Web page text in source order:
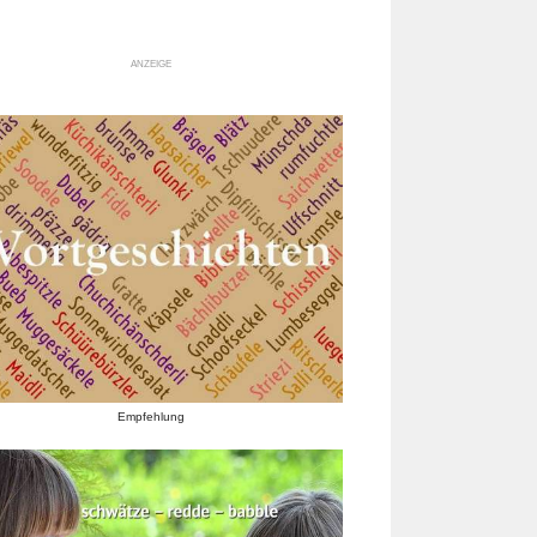
ANZEIGE
Empfehlung